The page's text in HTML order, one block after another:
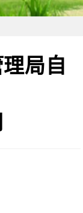
局自